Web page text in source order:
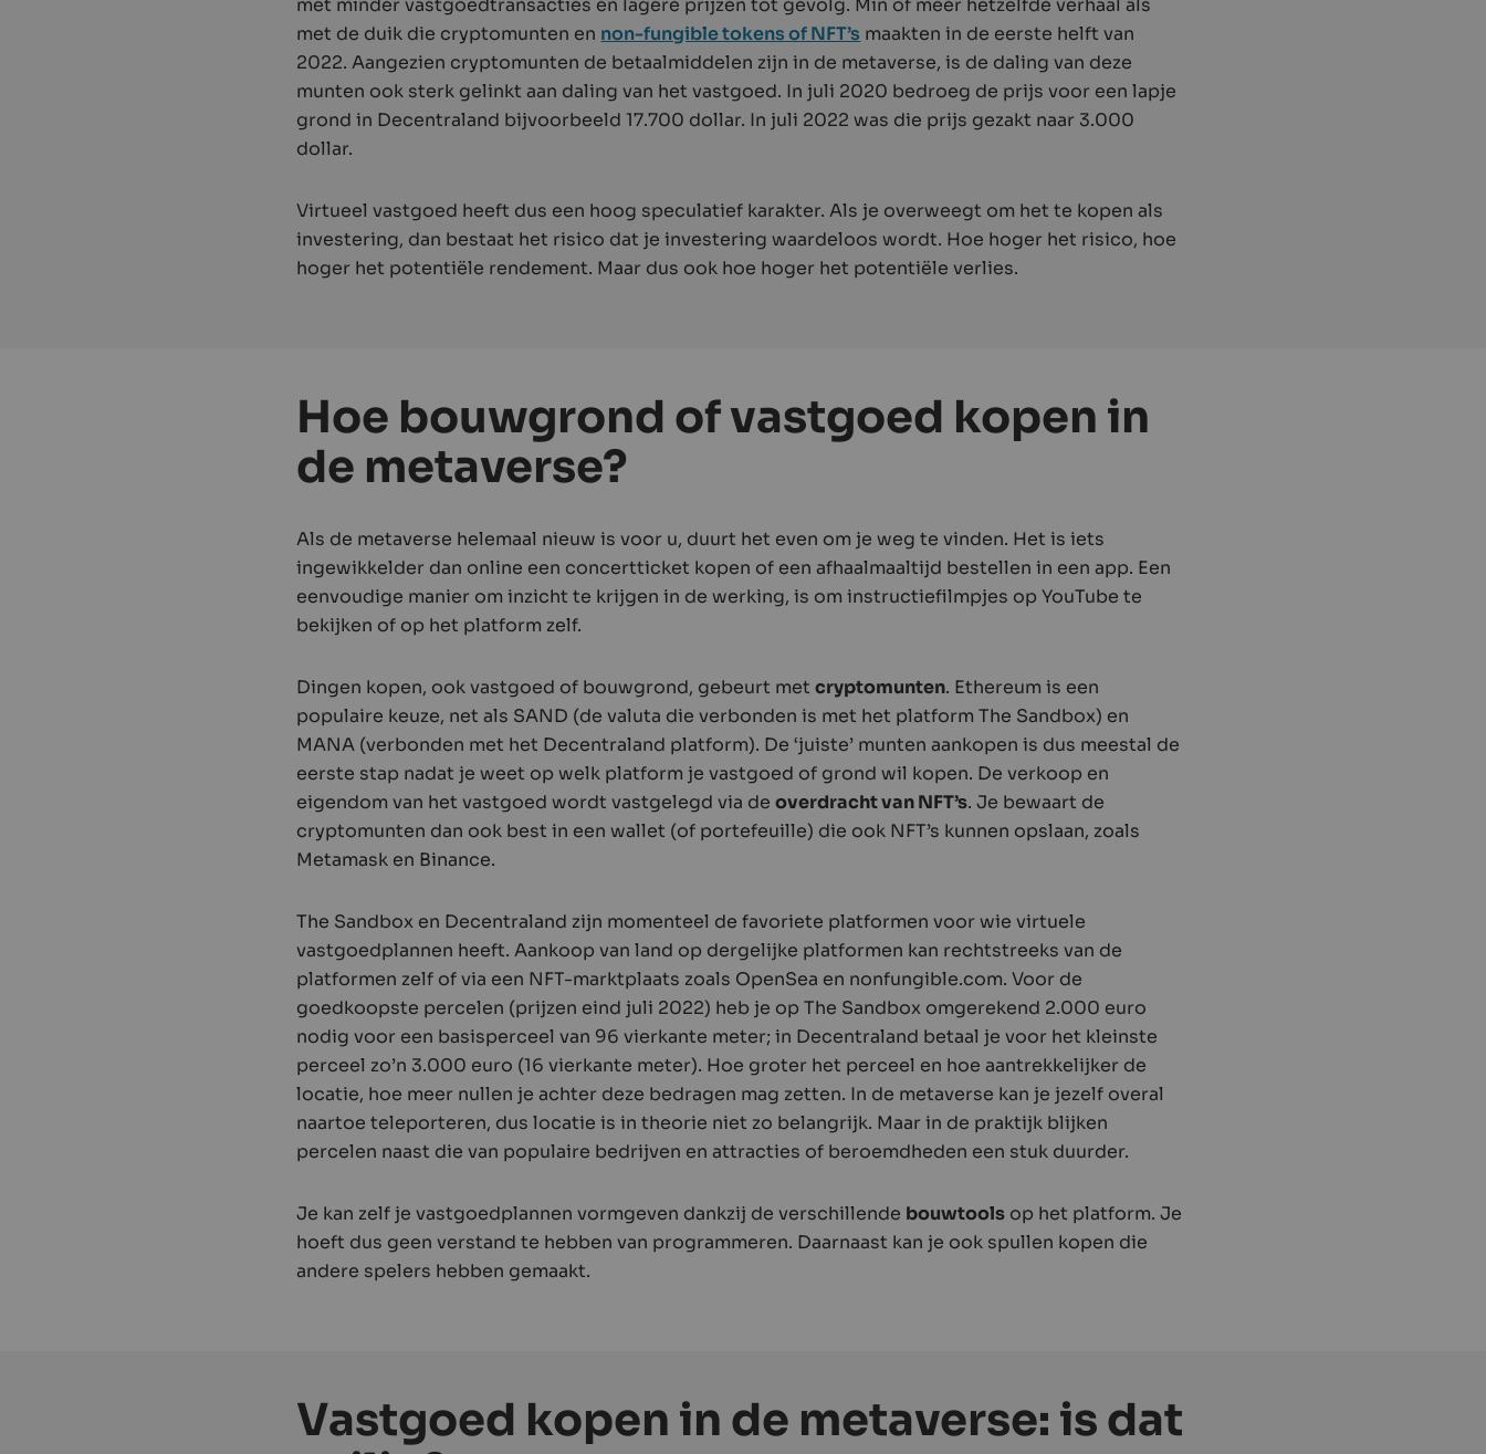
met minder vastgoed­transacties en lagere prijzen tot gevolg. Min of meer hetzelfde verhaal als
met de duik die cryptomunten en non-fungible tokens of NFT’s maakten in de eerste helft van
2022. Aangezien cryptomunten de betaalmiddelen zijn in de metaverse, is de daling van deze
munten ook sterk gelinkt aan daling van het vastgoed. In juli 2020 bedroeg de prijs voor een lapje
grond in Decentraland bijvoorbeeld 17.700 dollar. In juli 2022 was die prijs gezakt naar 3.000
dollar.
Virtueel vastgoed heeft dus een hoog speculatief karakter. Als je overweegt om het te kopen als
investering, dan bestaat het risico dat je investering waardeloos wordt. Hoe hoger het risico, hoe
hoger het potentiële rendement. Maar dus ook hoe hoger het potentiële verlies.
Hoe bouwgrond of vastgoed kopen in
de metaverse?
Als de metaverse helemaal nieuw is voor u, duurt het even om je weg te vinden. Het is iets
ingewikkelder dan online een concertticket kopen of een afhaalmaaltijd bestellen in een app. Een
eenvoudige manier om inzicht te krijgen in de werking, is om instructiefilmpjes op YouTube te
bekijken of op het platform zelf.
Dingen kopen, ook vastgoed of bouwgrond, gebeurt metcryptomunten. Ethereum is een
populaire keuze, net als SAND (de valuta die verbonden is met het platform The Sandbox) en
MANA (verbonden met het Decentraland platform). De ‘juiste’ munten aankopen is dus meestal de
eerste stap nadat je weet op welk platform je vastgoed of grond wil kopen. De verkoop en
eigendom van het vastgoed wordt vastgelegd via deoverdracht van NFT’s. Je bewaart de
cryptomunten dan ook best in een wallet (of portefeuille) die ook NFT’s kunnen opslaan, zoals
Metamask en Binance.
The Sandbox en Decentraland zijn momenteel de favoriete platformen voor wie virtuele
vastgoedplannen heeft. Aankoop van land op dergelijke platformen kan rechtstreeks van de
platformen zelf of via een NFT-marktplaats zoals OpenSea en nonfungible.com. Voor de
goedkoopste percelen (prijzen eind juli 2022) heb je op The Sandbox omgerekend 2.000 euro
nodig voor een basisperceel van 96 vierkante meter; in Decentraland betaal je voor het kleinste
perceel zo’n 3.000 euro (16 vierkante meter). Hoe groter het perceel en hoe aantrekkelijker de
locatie, hoe meer nullen je achter deze bedragen mag zetten. In de metaverse kan je jezelf overal
naartoe teleporteren, dus locatie is in theorie niet zo belangrijk. Maar in de praktijk blijken
percelen naast die van populaire bedrijven en attracties of beroemdheden een stuk duurder.
Je kan zelf je vastgoedplannen vormgeven dankzij de verschillende bouwtools op het platform. Je
hoeft dus geen verstand te hebben van programmeren. Daarnaast kan je ook spullen kopen die
andere spelers hebben gemaakt.
Vastgoed kopen in de metaverse: is dat